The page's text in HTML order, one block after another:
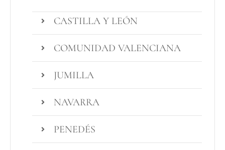
CASTILLA Y LEÓN
COMUNIDAD VALENCIANA
JUMILLA
NAVARRA
PENEDÉS